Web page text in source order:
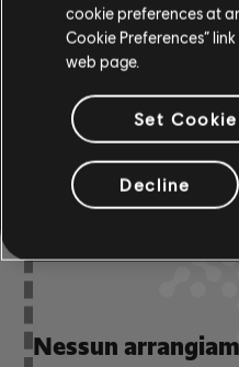
DELLA
Nessun
cookie preferences at
Cookie Preferences”
web page.
Set
Decline